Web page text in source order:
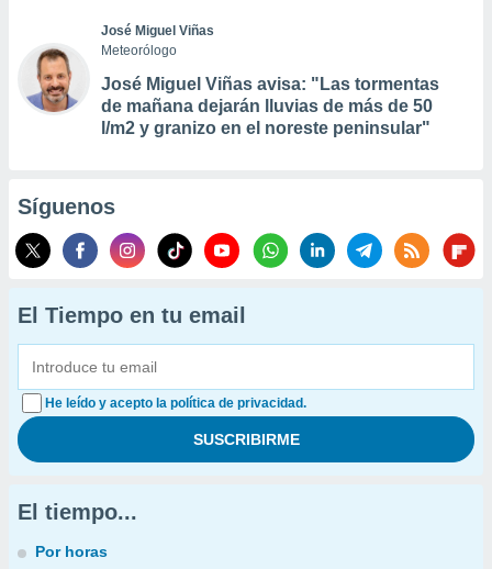
José Miguel Viñas
Meteorólogo
José Miguel Viñas avisa: "Las tormentas
de mañana dejarán lluvias de más de 50
l/m2 y granizo en el noreste peninsular"
Síguenos
El Tiempo en tu email
He leído y acepto la política de privacidad.
El tiempo...
Por horas